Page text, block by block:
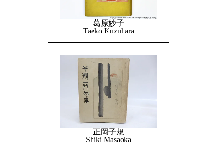
葛原妙子
Taeko Kuzuhara
正岡子規
Shiki Masaoka